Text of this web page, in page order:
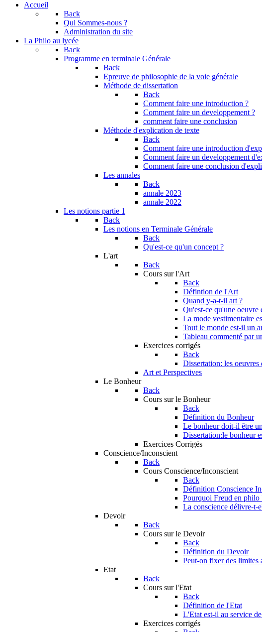
Accueil
Back
Qui Sommes-nous ?
Administration du site
La Philo au lycée
Back
Programme en terminale Générale
Back
Epreuve de philosophie de la voie générale
Méthode de dissertation
Back
Comment faire une introduction ?
Comment faire un developpement ?
comment faire une conclusion
Méthode d'explication de texte
Back
Comment faire une introduction
Comment faire un developpement
Comment faire une conclusion
Les annales
Back
annale 2023
annale 2022
Les notions partie 1
Back
Les notions en Terminale Générale
Back
Qu'est-ce qu'un concept ?
L'art
Back
Cours sur l'Art
Back
Défintion de l'Art
Quand y-a-t-il art ?
Qu'est-ce qu'une oeuvre
La mode vestimentaire
Tout le monde est-il un
Tableau commenté par
Exercices corrigés
Back
Dissertation: les oeuvres
Art et Perspectives
Le Bonheur
Back
Cours sur le Bonheur
Back
Définition du Bonheur
Le bonheur doit-il être
Dissertation:le bonheur
Exercices Corrigés
Conscience/Inconscient
Back
Cours Conscience/Inconscient
Back
Définition Conscience
Pourquoi Freud en philo
La conscience délivre-t-
Devoir
Back
Cours sur le Devoir
Back
Définition du Devoir
Peut-on fixer des limites
Etat
Back
Cours sur l'Etat
Back
Définition de l'Etat
L'Etat est-il au service
Exercices corrigés